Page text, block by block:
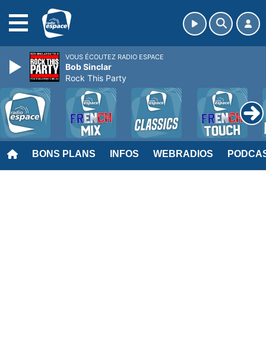
BONS PLANS INFOS WEBRADIOS
VOUS ÉCOUTEZ RADIO ESPACE
Bob Sinclar
Rock This Party